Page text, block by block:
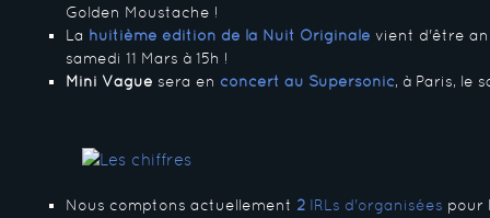
Golden Moustache !
La huitième édition de la Nuit Originale vient d'être
samedi 11 Mars à 15h !
Mini Vague sera en concert au Supersonic, à Paris, le
Nous comptons actuellement 2 IRLs d'organisées pour